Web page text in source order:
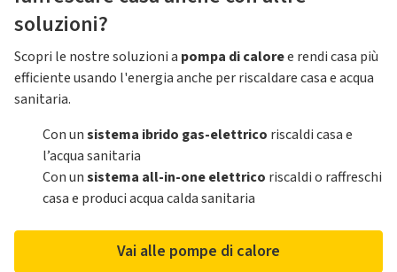
soluzioni?
Scopri le nostre soluzioni a pompa di caloree rendi casa più
efficiente usando l'energia anche per riscaldare casa e acqua
sanitaria.
Con unsistema ibrido gas-elettrico riscaldi casa e
l’acqua sanitaria
Con unsistema all-in-one elettrico riscaldi o raffreschi
casa e produci acqua calda sanitaria
Vai alle pompe di calore